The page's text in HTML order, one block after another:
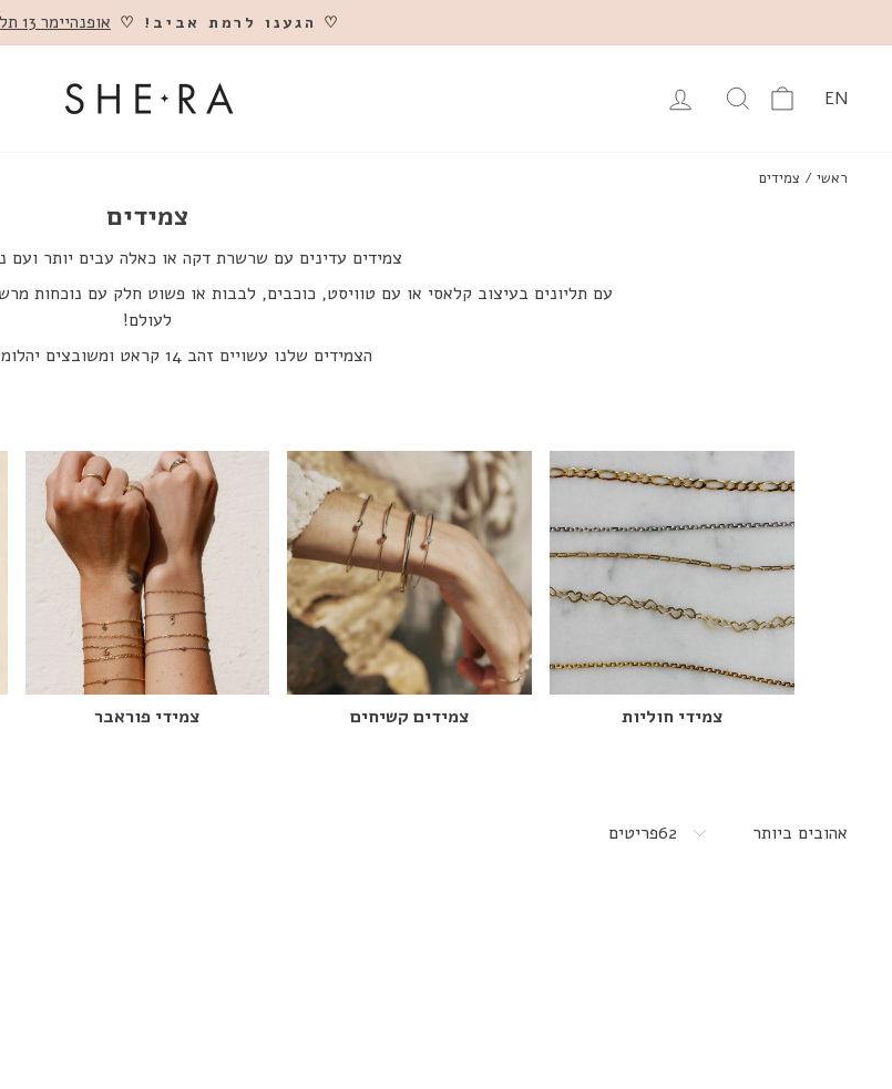
השהה
♡ הגענו לרמת אביב! ♡ אופנהיימר 13 תל אביב
התחבר מוצרים באתר
עגלהEN
ראשי / צמידים
צמידים
צמידים עדינים עם שרשרת דקה או כאלה עבים יותר ועם
עם תליונים בעיצוב קלאסי או עם טוויסט, כוכבים, לבבות או פשוט חלק עם נוכחות
לעולם!
הצמידים שלנו עשויים זהב 14 קראט ומשובצים יהלומים טבעיים.
צמידי חוליות צמידים קשיחים צמידי פוראבר
פריטים62
לפי